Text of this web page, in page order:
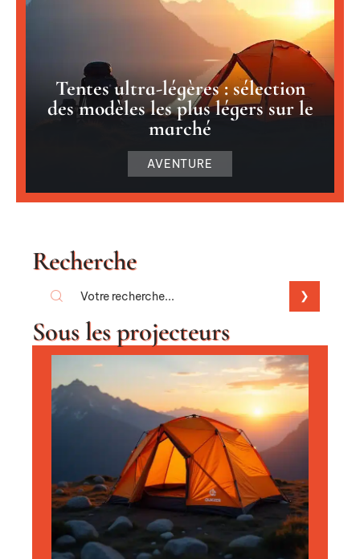
Tentes ultra-légères : sélection
des modèles les plus légers sur le
marché
AVENTURE
Recherche
Sous les projecteurs